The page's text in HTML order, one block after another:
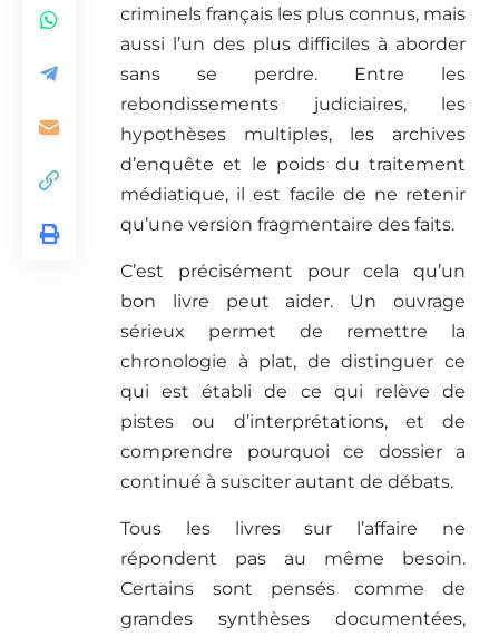
criminels français les plus connus, mais
aussi l’un des plus difficiles à aborder
sans se perdre. Entre les
rebondissements judiciaires, les
hypothèses multiples, les archives
d’enquête et le poids du traitement
médiatique, il est facile de ne retenir
qu’une version fragmentaire des faits.
C’est précisément pour cela qu’un
bon livre peut aider. Un ouvrage
sérieux permet de remettre la
chronologie à plat, de distinguer ce
qui est établi de ce qui relève de
pistes ou d’interprétations, et de
comprendre pourquoi ce dossier a
continué à susciter autant de débats.
Tous les livres sur l’affaire ne
répondent pas au même besoin.
Certains sont pensés comme de
grandes synthèses documentées,